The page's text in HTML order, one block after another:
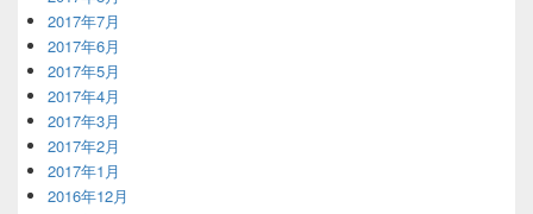
2017年7月
2017年6月
2017年5月
2017年4月
2017年3月
2017年2月
2017年1月
2016年12月